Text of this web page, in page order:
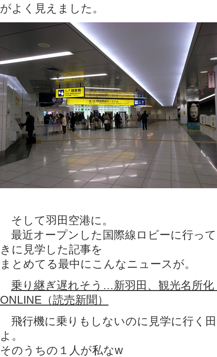
がよく見えました。
そして羽田空港に。
最近オープンした国際線ロビーに行っ
きに見学した記事を
まとめてる最中にこんなニュースが。
乗り継ぎ遅れそう…新羽田、観光名所化
ONLINE（読売新聞）
飛行機に乗りもしないのに見学に行く
よ。
そのうちの１人が私なw